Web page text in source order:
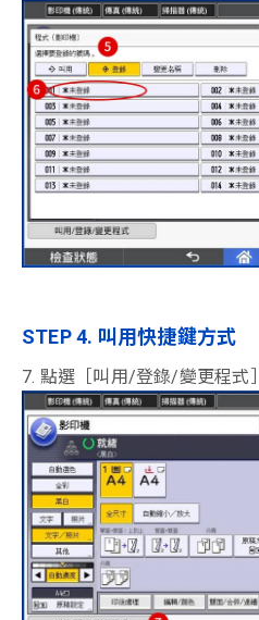
STEP 4. 叫用快捷鍵方式
7. 點選［叫用/登錄/變更程式］